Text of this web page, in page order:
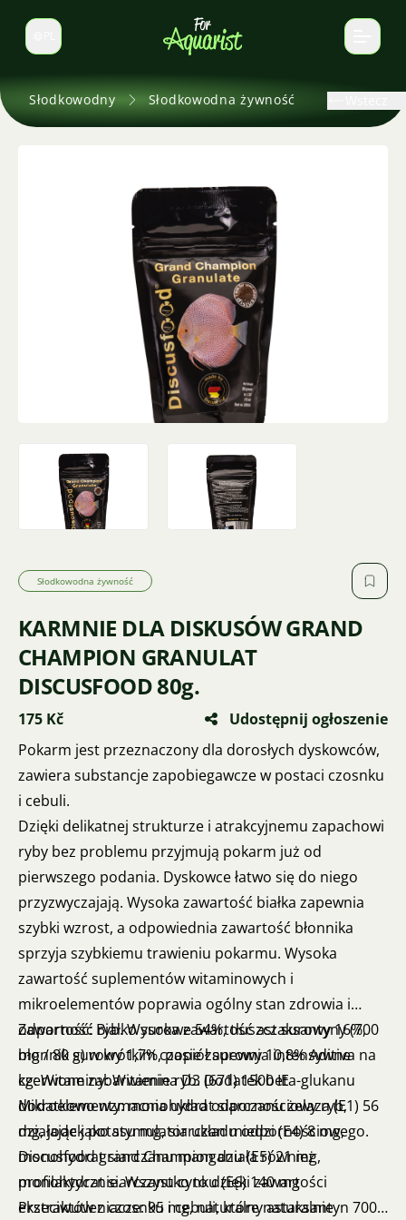
Zmień język
Słodkowodny Słodkowodna żywność
Słodkowodna żywność
KARMNIE DLA DISKUSÓW GRAND
CHAMPION GRANULAT
DISCUSFOOD 80g.
175 Kč
Udostępnij ogłoszenie
Pokarm jest przeznaczony dla dorosłych dyskowców,
zawiera substancje zapobiegawcze w postaci czosnku
i cebuli.
Dzięki delikatnej strukturze i atrakcyjnemu zapachowi
ryby bez problemu przyjmują pokarm już od
pierwszego podania. Dyskowce łatwo się do niego
przyzwyczajają. Wysoka zawartość białka zapewnia
szybki wzrost, a odpowiednia zawartość błonnika
sprzyja szybkiemu trawieniu pokarmu. Wysoka
zawartość suplementów witaminowych i
mikroelementów poprawia ogólny stan zdrowia i
odporność ryb. Wysoka zawartość astaksantyny (700
mg / 80 g) w krótkim czasie zapewnia intensywne
czerwone zabarwienie ryb. Dodatek beta-glukanu
dodatkowo wzmacnia układ odpornościowy ryb,
działając jako stymulator układu odpornościowego.
Discusfood grand Champion działa również
profilaktycznie. Wszystko to dzięki zawartości
ekstraktów z czosnku i cebuli, które naturalnie
Zawartość: Białko surowe 54%, tłuszcz surowy 16%,
błonnik surowy 1,7%, popiół surowy 10,8% Aditiva na
kg: Witaminy: Witamina D3 (671) 1500 IE
Mikroelementy: monohydrat siarczanu żelaza (E1) 56
mg, jodek potasu mg, siarczan miedzi (E4) 8 mg,
monohydrat siarczanu manganu (E5) 21 mg,
monohydrat siarczanu cynku (E6) 140 mg
Przeciwutleniacze: 95 mg, naturalny astaksantyn 700